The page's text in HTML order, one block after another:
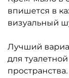
впишется в
визуальный
Лучший
для
пространства.